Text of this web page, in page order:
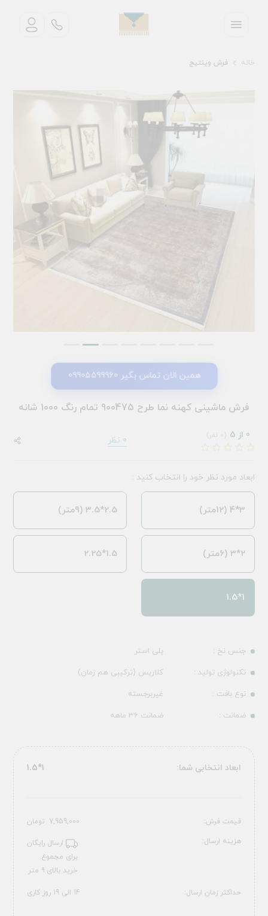
خانه فرش وینتیج
همین الان تماس بگیر 09905599960
فرش ماشینی کهنه نما طرح 900475 تمام رنگ 1000 شانه
0 از 5 0 نظر
جنس نخ :
پلی استر
تکنولوژی تولید :
کلاریس (ترکیبی هم زمان)
نوع بافت :
غیربرجسته
ضمانت :
ضمانت 36 ماهه
ابعاد مورد نظر خود را انتخاب کنید :
3*4 (12متر) 2.5*3.5 (9متر)
2*3 (6متر) 1.5*2.25
1*1.5
ابعاد انتخابی شما: 1*1.5
قیمت فرش: 7,959,000 تومان
هزینه ارسال:
ارسال رایگان
برای مجموع
خرید بالای ۹ متر
حداکثر زمان ارسال: 14 الی 19 روز کاری